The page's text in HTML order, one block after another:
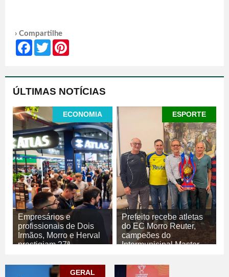
› Compartilhe
Facebook
Twitter
ÚLTIMAS NOTÍCIAS
ECONOMIA
Empresários e
profissionais de Dois
Irmãos, Morro e Herval
prestigiam 27ª
07/08/2026
ECONOMIA
ESPORTE
Prefeito recebe atletas
do EC Morro Reuter,
campeões do
Intermunicipal Master
07/08/2026
ESPORTE
GERAL